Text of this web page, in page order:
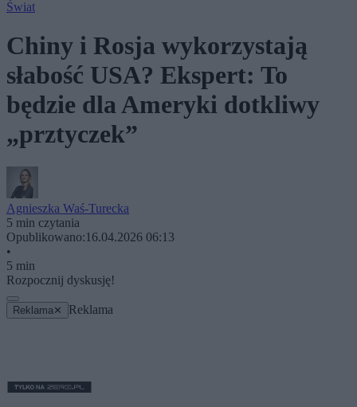
Świat
Chiny i Rosja wykorzystają
słabość USA? Ekspert: To
będzie dla Ameryki dotkliwy
„prztyczek”
Agnieszka Waś-Turecka
5 min czytania
Opublikowano:16.04.2026 06:13
•
5 min
Rozpocznij dyskusję!
Reklama ✕ Reklama